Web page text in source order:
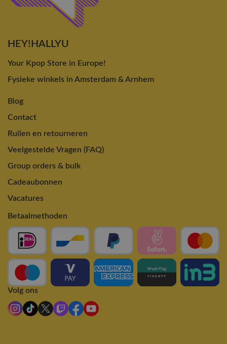
HEY!HALLYU
Your Kpop Store in Europe!
Fysieke winkels in Amsterdam & Arnhem
Blog
Contact
Ruilen en retourneren
Veelgestelde Vragen (FAQ)
Group orders & bulk
Cadeaubonnen
Vacatures
Betaalmethoden
Volg ons